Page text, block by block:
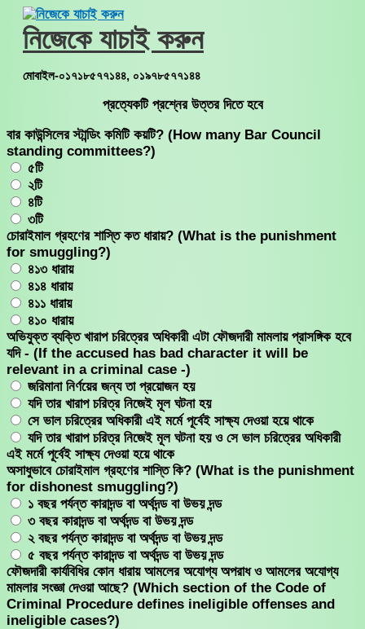
Skip
content
নিজেকে যাচাই করুন
মোবাইল-০১৭১৮৫৭৭১৪৪, ০১৯৭৮৫৭৭১৪৪
প্রত্যেকটি প্রশ্নের উত্তর দিতে হবে
বার কাউন্সিলের স্টান্ডিং কমিটি কয়টি? (How many Bar Council
standing committees?)
৫টি
২টি
৪টি
৩টি
চোরাইমাল গ্রহণের শাস্তি কত ধারায়? (What is the punishment
for smuggling?)
৪১৩ ধারায়
৪১৪ ধারায়
৪১১ ধারায়
৪১০ ধারায়
অভিযুক্ত ব্যক্তি খারাপ চরিত্রের অধিকারী এটা ফৌজদারী মামলায় প্রাসঙ্গিক হবে
যদি - (If the accused has bad character it will be
relevant in a criminal case -)
জরিমানা নির্ণয়ের জন্য তা প্রয়োজন হয়
যদি তার খারাপ চরিত্র নিজেই মূল ঘটনা হয়
সে ভাল চরিত্রের অধিকারী এই মর্মে পূর্বেই সাক্ষ্য দেওয়া হয়ে থাকে
যদি তার খারাপ চরিত্র নিজেই মূল ঘটনা হয় ও সে ভাল চরিত্রের অধিকারী
এই মর্মে পূর্বেই সাক্ষ্য দেওয়া হয়ে থাকে
অসাধুভাবে চোরাইমাল গ্রহণের শাস্তি কি? (What is the punishment
for dishonest smuggling?)
১ বছর পর্যন্ত কারাদন্ড বা অর্থদন্ড বা উভয় দন্ড
৩ বছর কারাদন্ড বা অর্থদন্ড বা উভয় দন্ড
২ বছর পর্যন্ত কারাদন্ড বা অর্থদন্ড বা উভয় দন্ড
৫ বছর পর্যন্ত কারাদন্ড বা অর্থদন্ড বা উভয় দন্ড
ফৌজদারী কার্যবিধির কোন ধারায় আমলের অযোগ্য অপরাধ ও আমলের অযোগ্য
মামলার সংজ্ঞা দেওয়া আছে? (Which section of the Code of
Criminal Procedure defines ineligible offenses and
ineligible cases?)